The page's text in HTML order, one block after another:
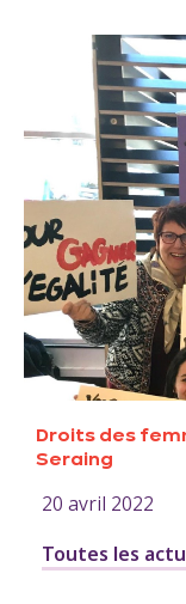
Droits des
Seraing
20 avril 2022
Toutes les